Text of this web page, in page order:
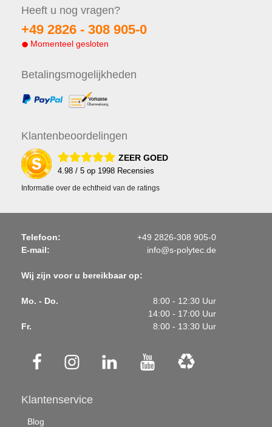
Heeft u nog vragen?
+49 2826 - 308 905-0
Momenteel gesloten
Betalingsmogelijkheden
Klantenbeoordelingen
ZEER GOED
4.98 / 5 op 1998 Recensies
Informatie over de echtheid van de ratings
Telefoon:
+49 2826-308 905-0
E-mail:
info@s-polytec.de
Wij zijn voor u bereikbaar op:
Mo. - Do.
8:00 - 12:30 Uur
14:00 - 17:00 Uur
Fr.
8:00 - 13:30 Uur
Klantenservice
Blog